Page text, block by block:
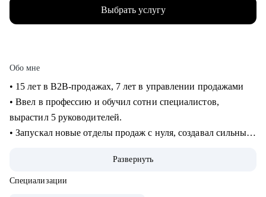
Выбрать услугу
Обо мне
• 15 лет в B2B-продажах, 7 лет в управлении продажами
• Ввел в профессию и обучил сотни специалистов,
вырастил 5 руководителей.
• Запускал новые отделы продаж с нуля, создавал сильные
и руководителей.
Развернуть
Специализации